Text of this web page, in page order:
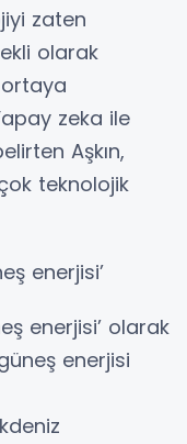
zaten
olarak
ortaya
zeka ile
Aşkın,
teknolojik
enerjisi’
enerjisi’ olarak
enerjisi